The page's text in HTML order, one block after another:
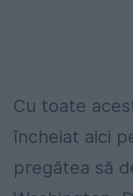
Cu toate
încheiat aici
pregătea să